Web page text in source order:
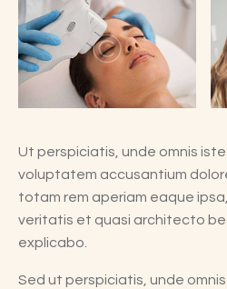
Ut perspiciatis, unde omnis
voluptatem accusantium
totam rem aperiam eaque
veritatis et quasi architecto
explicabo.
Sed ut perspiciatis, unde